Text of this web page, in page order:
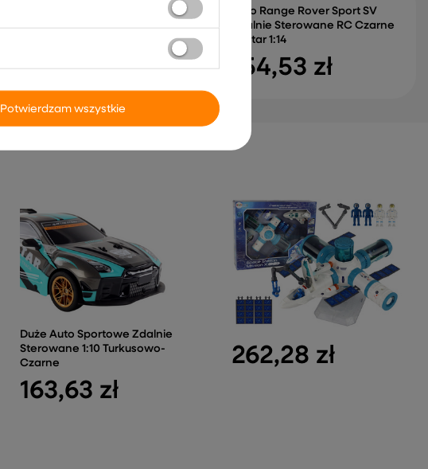
Auto Range Rover Sport SV
Zdalnie Sterowane RC Czarne
Rastar 1:14
154,53 zł
Duże Auto Sportowe Zdalnie
Sterowane 1:10 Turkusowo-
Czarne
163,63 zł
262,28 zł
Potwierdzam wszystkie